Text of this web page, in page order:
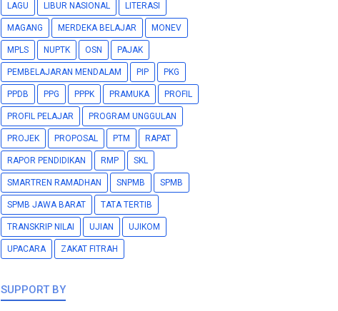
LAGU LIBUR NASIONAL LITERASI
MAGANG MERDEKA BELAJAR MONEV
MPLS NUPTK OSN PAJAK
PEMBELAJARAN MENDALAM PIP PKG
PPDB PPG PPPK PRAMUKA PROFIL
PROFIL PELAJAR PROGRAM UNGGULAN
PROJEK PROPOSAL PTM RAPAT
RAPOR PENDIDIKAN RMP SKL
SMARTREN RAMADHAN SNPMB SPMB
SPMB JAWA BARAT TATA TERTIB
TRANSKRIP NILAI UJIAN UJIKOM
UPACARA ZAKAT FITRAH
SUPPORT BY